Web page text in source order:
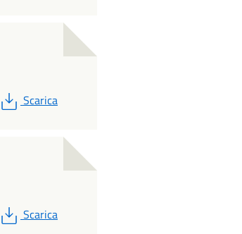
PDF
Scarica
PDF
Scarica